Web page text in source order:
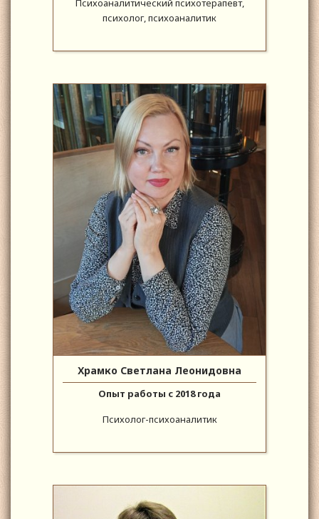
Психоаналитический психотерапевт,
психолог, психоаналитик
Храмко Светлана Леонидовна
Опыт работы с 2018 года
Психолог-психоаналитик